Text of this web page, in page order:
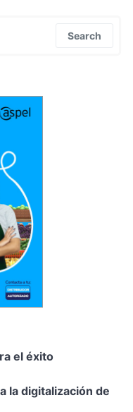
Search
el éxito
la digitalización de